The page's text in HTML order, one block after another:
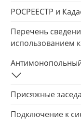
РОСРЕЕСТР и
Перечень
использованием
Присяжные
Подключение к